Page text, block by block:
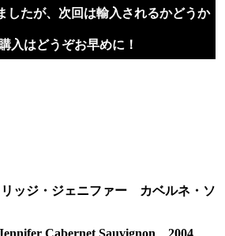
したが、次回は輸入されるかどうか
入はどうぞお早めに！
ッジ・ ジェニファー カベルネ・ソ
Cabernet Sauvignon 2004